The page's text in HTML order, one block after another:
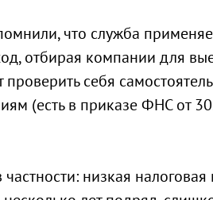
что служба
отбирая компании для
себя
(есть в приказе ФНС от
низкая налоговая